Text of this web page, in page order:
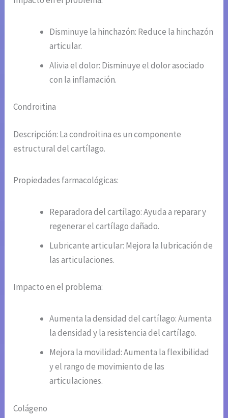
Disminuye la hinchazón: Reduce la hinchazón
articular.
Alivia el dolor: Disminuye el dolor asociado
con la inflamación.
Condroitina
Descripción: La condroitina es un componente
estructural del cartílago.
Propiedades farmacológicas:
Reparadora del cartílago: Ayuda a reparar y
regenerar el cartílago dañado.
Lubricante articular: Mejora la lubricación de
las articulaciones.
Impacto en el problema:
Aumenta la densidad del cartílago: Aumenta
la densidad y la resistencia del cartílago.
Mejora la movilidad: Aumenta la flexibilidad
y el rango de movimiento de las
articulaciones.
Colágeno